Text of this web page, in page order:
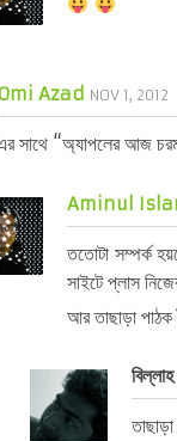
Azad NOV 1, 2012
সাথে “অ্যাপলের আজ চরম
Aminul
ততোটা সম্পর্ক
সাইটে প্লাস
আর তাছাড়া